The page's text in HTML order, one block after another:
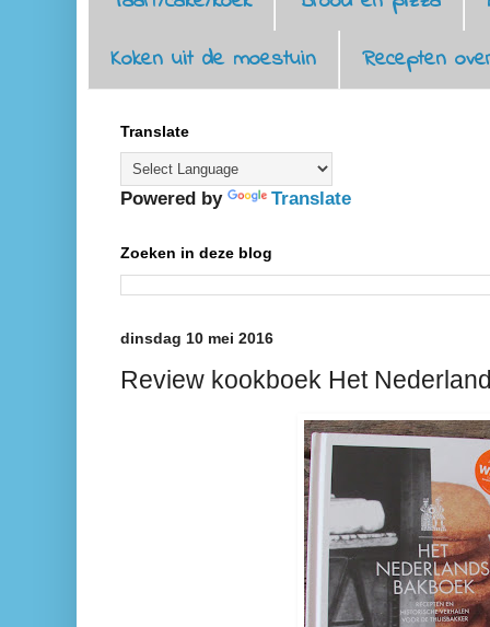
Koken uit de moestuin
Recepten
Translate
Powered by Translate
Zoeken in deze blog
dinsdag 10 mei 2016
Review kookboek Het